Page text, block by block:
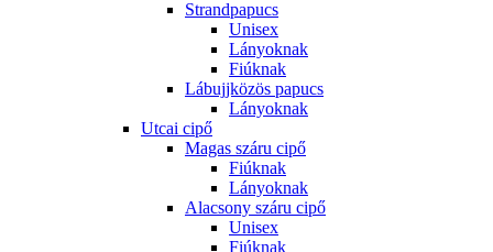
Strandpapucs
Unisex
Lányoknak
Fiúknak
Lábujjközös papucs
Lányoknak
Utcai cipő
Magas száru cipő
Fiúknak
Lányoknak
Alacsony száru cipő
Unisex
Fiúknak